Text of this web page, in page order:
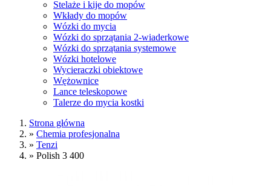
Stelaże i kije do mopów
Wkłady do mopów
Wózki do mycia
Wózki do sprzątania 2-wiaderkowe
Wózki do sprzątania systemowe
Wózki hotelowe
Wycieraczki obiektowe
Wężownice
Lance teleskopowe
Talerze do mycia kostki
Strona główna
» Chemia profesjonalna
» Tenzi
» Polish 3 400